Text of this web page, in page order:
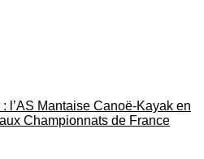
l’AS Mantaise Canoë‑Kayak en
Championnats de France